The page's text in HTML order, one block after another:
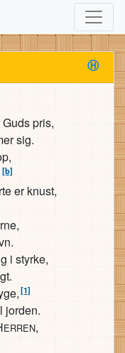
Ⓗ
pris,
sig.
[b]
er knust,
i styrke,
[1]
jorden.
ERREN,